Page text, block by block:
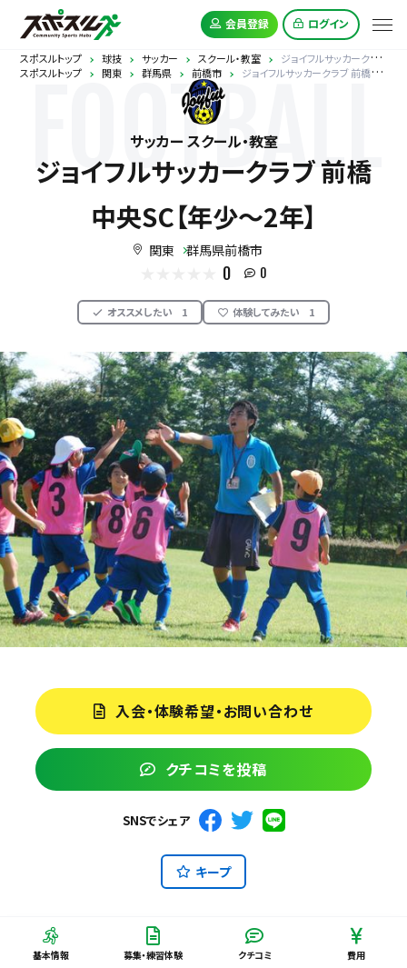
会員登録 ログイン
スポスルトップ 球技 サッカー スクール・教室
ジョイフルサッカークラブ 前橋中央SC【年少～2年】
スポスルトップ
関東 群馬県 前橋市 ジョイフルサッカークラブ 前橋中央SC【年少～2年】
FOOTBALL
サッカー スクール・教室
ジョイフルサッカークラブ 前橋
中央SC【年少～2年】
関東 群馬県前橋市
0 0
オススメしたい 1 体験してみたい 1
入会・体験希望・お問い合わせ
クチコミを投稿
SNSでシェア
キープ
基本情報 募集・練習体験 クチコミ 費用